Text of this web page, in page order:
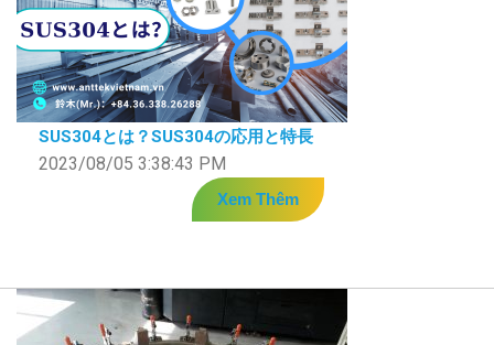
SUS304とは？SUS304の応用と特長
2023/08/05 3:38:43 PM
Xem Thêm